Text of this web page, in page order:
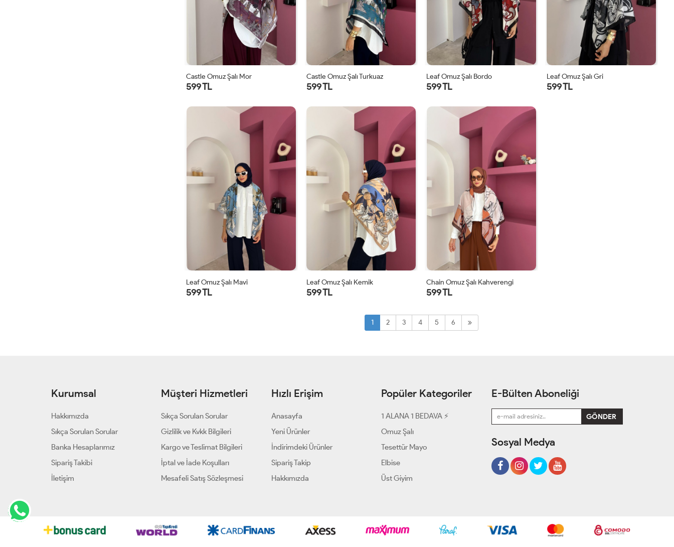
STD
Castle Omuz Şalı Mor
599 TL
STD
Castle Omuz Şalı Turkuaz
599 TL
STD
Leaf Omuz Şalı Bordo
599 TL
Leaf Omuz Şalı Gri
599 TL
Leaf Omuz Şalı Mavi
599 TL
STD
Leaf Omuz Şalı Kemik
599 TL
STD
Chain Omuz Şalı Kahverengi
599 TL
1 2 3 4 5 6
Kurumsal
Hakkımızda
Sıkça Sorulan Sorular
Banka Hesaplarımız
Sipariş Takibi
İletişim
Müşteri Hizmetleri
Sıkça Sorulan Sorular
Gizlilik ve Kvkk Bilgileri
Kargo ve Teslimat Bilgileri
İptal ve İade Koşulları
Mesafeli Satış Sözleşmesi
Hızlı Erişim
Anasayfa
Yeni Ürünler
İndirimdeki Ürünler
Sipariş Takip
Hakkımızda
Popüler Kategoriler
1 ALANA 1 BEDAVA ⚡
Omuz Şalı
Tesettür Mayo
Elbise
Üst Giyim
E-Bülten Aboneliği
Sosyal Medya